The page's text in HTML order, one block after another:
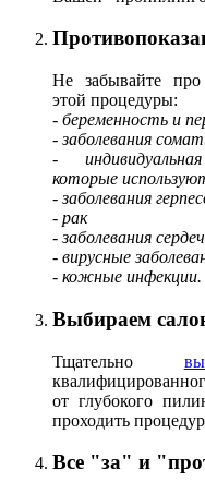
Не забывайте про
этой процедуры:
- беременность и
- заболевания
-
которые
- заболевания
- рак
- заболевания
- вирусные
- кожные инфекции.
Выбираем
Тщательно
от глубокого
проходить
Все "за" и